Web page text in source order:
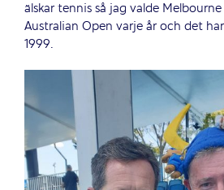
älskar tennis så jag valde
Australian Open varje år och det
1999.